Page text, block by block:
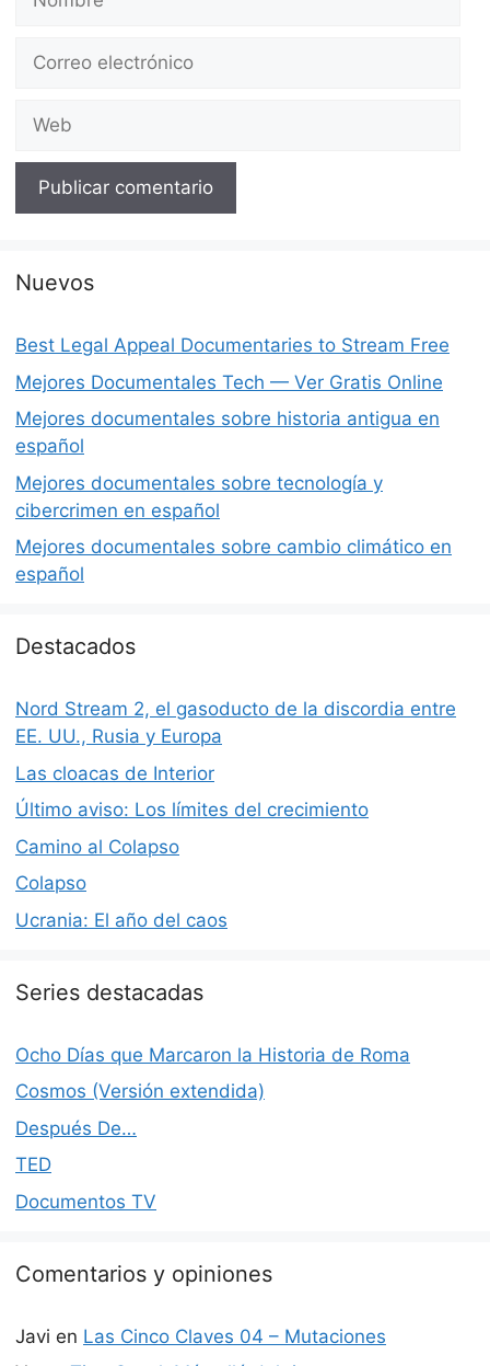
Correo
Web
Nuevos
Best Legal Appeal Documentaries to Stream Free
Mejores Documentales Tech — Ver Gratis Online
Mejores documentales sobre historia antigua en
español
Mejores documentales sobre tecnología y
cibercrimen en español
Mejores documentales sobre cambio climático en
español
Destacados
Nord Stream 2, el gasoducto de la discordia entre
EE. UU., Rusia y Europa
Las cloacas de Interior
Último aviso: Los límites del crecimiento
Camino al Colapso
Colapso
Ucrania: El año del caos
Series destacadas
Ocho Días que Marcaron la Historia de Roma
Cosmos (Versión extendida)
Después De…
TED
Documentos TV
Comentarios y opiniones
Javi en Las Cinco Claves 04 – Mutaciones